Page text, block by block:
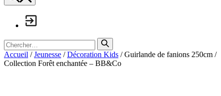
Search
for
Accueil /Jeunesse /Décoration Kids / Guirlande de fanions 250cm /
Collection Forêt enchantée – BB&Co